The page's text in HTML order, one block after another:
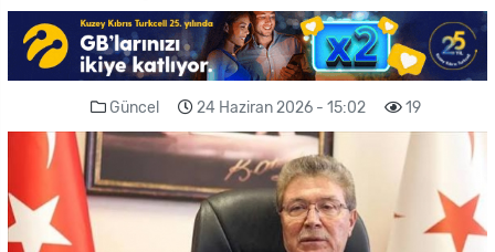
Güncel 24 Haziran 2026 - 15:02 19